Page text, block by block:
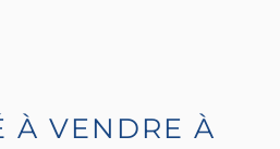
À VENDRE À